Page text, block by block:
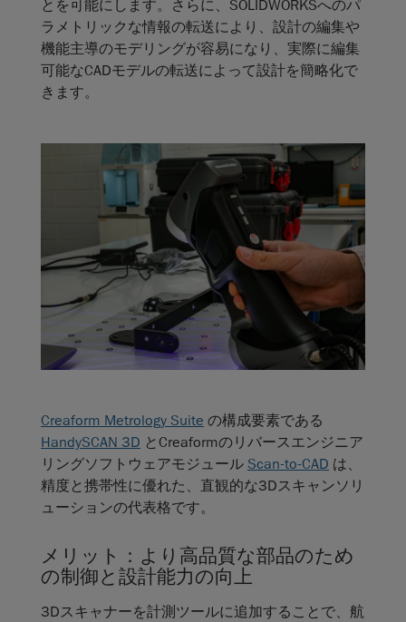
とを可能にします。さらに、SOLIDWORKSへのパ
ラメトリックな情報の転送により、設計の編集や
機能主導のモデリングが容易になり、実際に編集
可能なCADモデルの転送によって設計を簡略化で
きます。
Creaform Metrology Suite の構成要素である
HandySCAN 3D とCreaformのリバースエンジニア
リングソフトウェアモジュール Scan-to-CAD は、
精度と携帯性に優れた、直観的な3Dスキャンソリ
ューションの代表格です。
メリット：より高品質な部品のため
の制御と設計能力の向上
3Dスキャナーを計測ツールに追加することで、航